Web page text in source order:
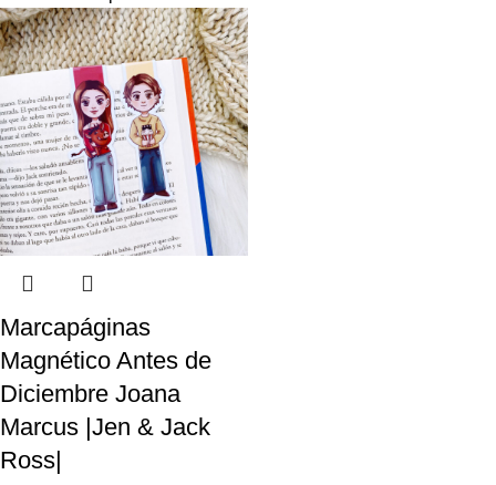
Marcapáginas
Magnético Antes de
Diciembre Joana
Marcus |Jen & Jack
Ross|